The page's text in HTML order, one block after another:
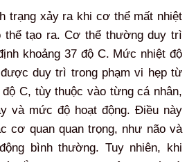
trạng xảy ra khi cơ thể mất nhiệt
thể tạo ra. Cơ thể thường duy trì
khoảng 37 độ C. Mức nhiệt độ
duy trì trong phạm vi hẹp từ
C, tùy thuộc vào từng cá nhân,
và mức độ hoạt động. Điều này
cơ quan quan trọng, như não và
bình thường. Tuy nhiên, khi